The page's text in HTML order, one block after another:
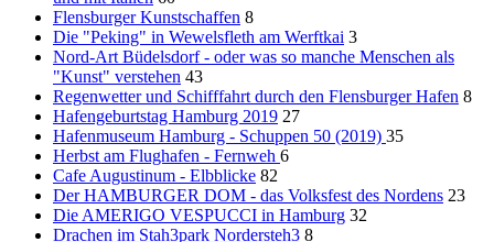
Flensburger Kunstschaffen 8
Die "Peking" in Wewelsfleth am Werftkai 3
Nord-Art Büdelsdorf - oder was so manche Menschen als
"Kunst" verstehen 43
Regenwetter und Schifffahrt durch den Flensburger Hafen 8
Hafengeburtstag Hamburg 2019 27
Hafenmuseum Hamburg - Schuppen 50 (2019) 35
Herbst am Flughafen - Fernweh 6
Cafe Augustinum - Elbblicke 82
Der HAMBURGER DOM - das Volksfest des Nordens 23
Die AMERIGO VESPUCCI in Hamburg 32
Drachen im Stah3park Nordersteh3 8